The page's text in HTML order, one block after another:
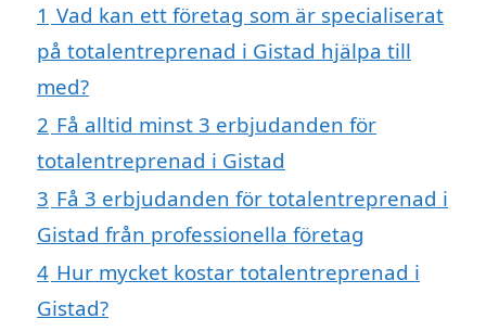
1 Vad kan ett företag som är specialiserat
på totalentreprenad i Gistad hjälpa till
med?
2 Få alltid minst 3 erbjudanden för
totalentreprenad i Gistad
3 Få 3 erbjudanden för totalentreprenad i
Gistad från professionella företag
4 Hur mycket kostar totalentreprenad i
Gistad?